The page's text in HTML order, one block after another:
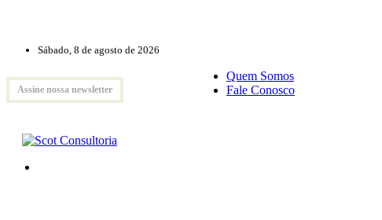
Sábado, 8 de agosto de 2026
Assine nossa newsletter
Quem Somos
Fale Conosco